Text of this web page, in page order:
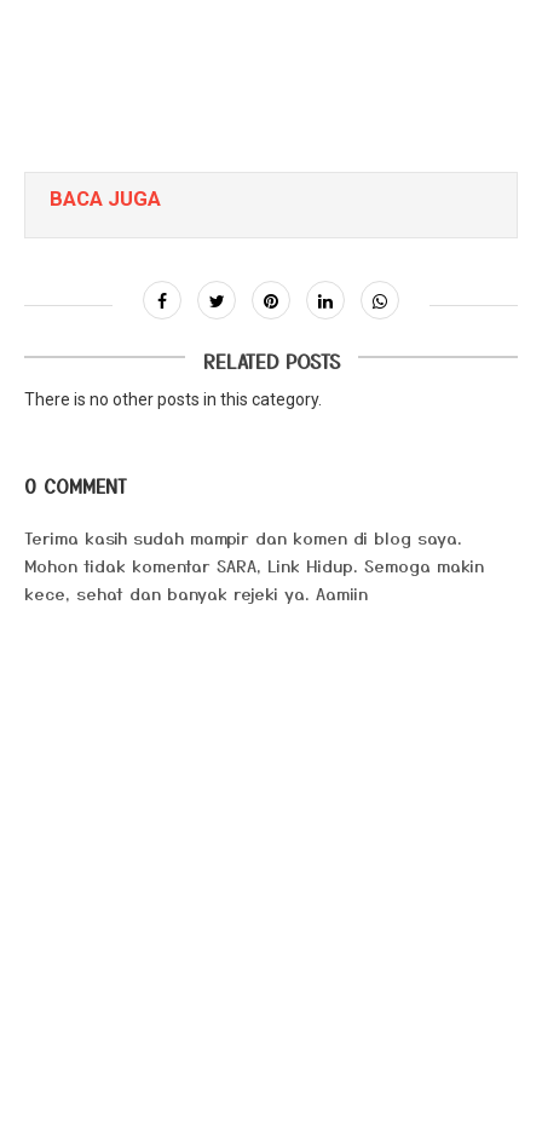
BACA JUGA
RELATED POSTS
There is no other posts in this category.
0 COMMENT
Terima kasih sudah mampir dan komen di blog saya.
Mohon tidak komentar SARA, Link Hidup. Semoga makin
kece, sehat dan banyak rejeki ya. Aamiin